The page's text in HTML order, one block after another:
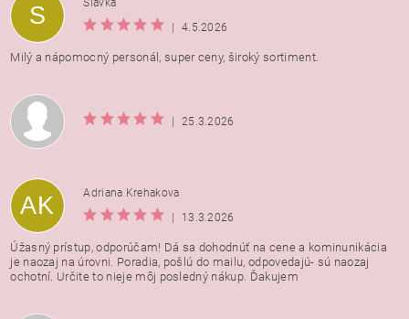
osobných údajov
S
Slávka
|
4.5.2026
Milý a nápomocný personál, super ceny, široký sortiment.
| 25.3.2026
AK
Adriana Krehakova
|
13.3.2026
Úžasný prístup, odporúčam! Dá sa dohodnúť na cene a kominunikácia
je naozaj na úrovni. Poradia, pošlú do mailu, odpovedajú- sú naozaj
ochotní. Určite to nieje môj posledný nákup. Ďakujem